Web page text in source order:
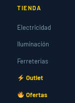
TIENDA
Electricidad
Iluminación
Ferreterías
Outlet
Ofertas